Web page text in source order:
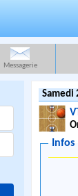
Messagerie
Samedi
Infos